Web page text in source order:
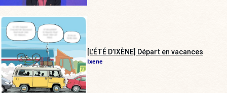
[L’ÉTÉ D’IXÈNE] Départ en vacances
Ixene